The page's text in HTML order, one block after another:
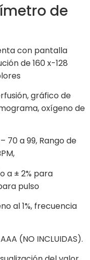
de
con pantalla
de 160 x-128
gráfico de
oxígeno de
70 a 99, Rango de
a ± 2% para
pulso
al 1%, frecuencia
(NO INCLUIDAS).